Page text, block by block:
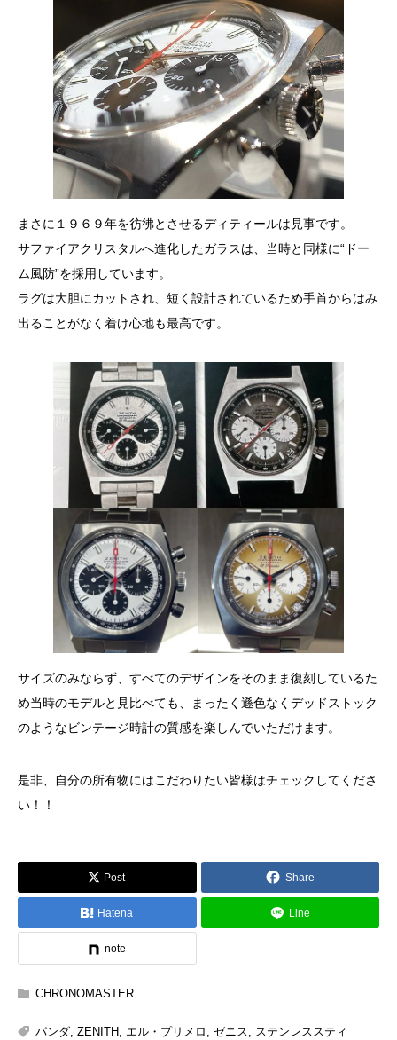
まさに１９６９年を彷彿とさせるディティールは見事です。
サファイアクリスタルへ進化したガラスは、当時と同様に“ドー
ム風防”を採用しています。
ラグは大胆にカットされ、短く設計されているため手首からはみ
出ることがなく着け心地も最高です。
サイズのみならず、すべてのデザインをそのまま復刻しているた
め当時のモデルと見比べても、まったく遜色なくデッドストック
のようなビンテージ時計の質感を楽しんでいただけます。
是非、自分の所有物にはこだわりたい皆様はチェックしてくださ
い！！
Post Share
Hatena Line
note
CHRONOMASTER
パンダ, ZENITH, エル・プリメロ , ゼニス, ステンレススティ